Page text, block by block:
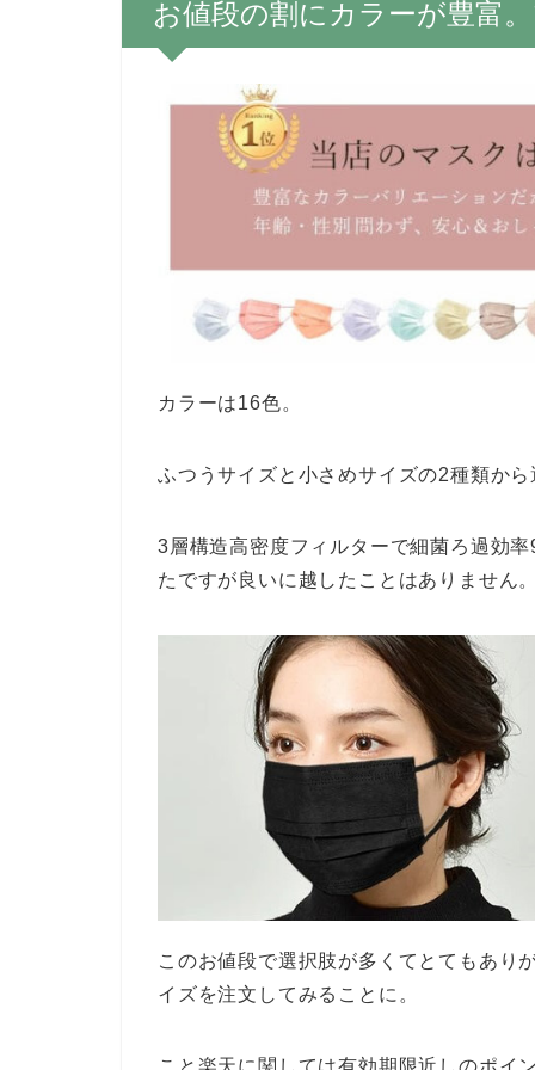
お値段の割にカラーが豊富
カラーは16色。
ふつうサイズと小さめサイズの2種類か
3層構造高密度フィルターで細菌ろ過効
たですが良いに越したことはありません
このお値段で選択肢が多くてとてもあり
イズを注文してみることに。
こと楽天に関しては有効期限近しのポイ